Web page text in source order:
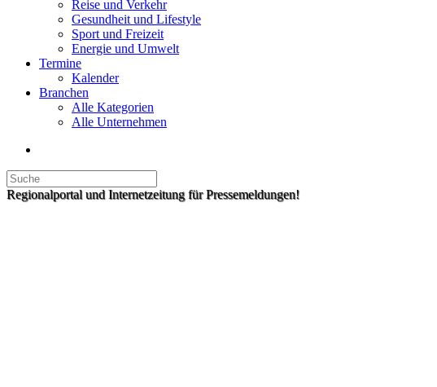
Reise und Verkehr
Gesundheit und Lifestyle
Sport und Freizeit
Energie und Umwelt
Termine
Kalender
Branchen
Alle Kategorien
Alle Unternehmen
Regionalportal und Internetzeitung für Pressemeldungen!